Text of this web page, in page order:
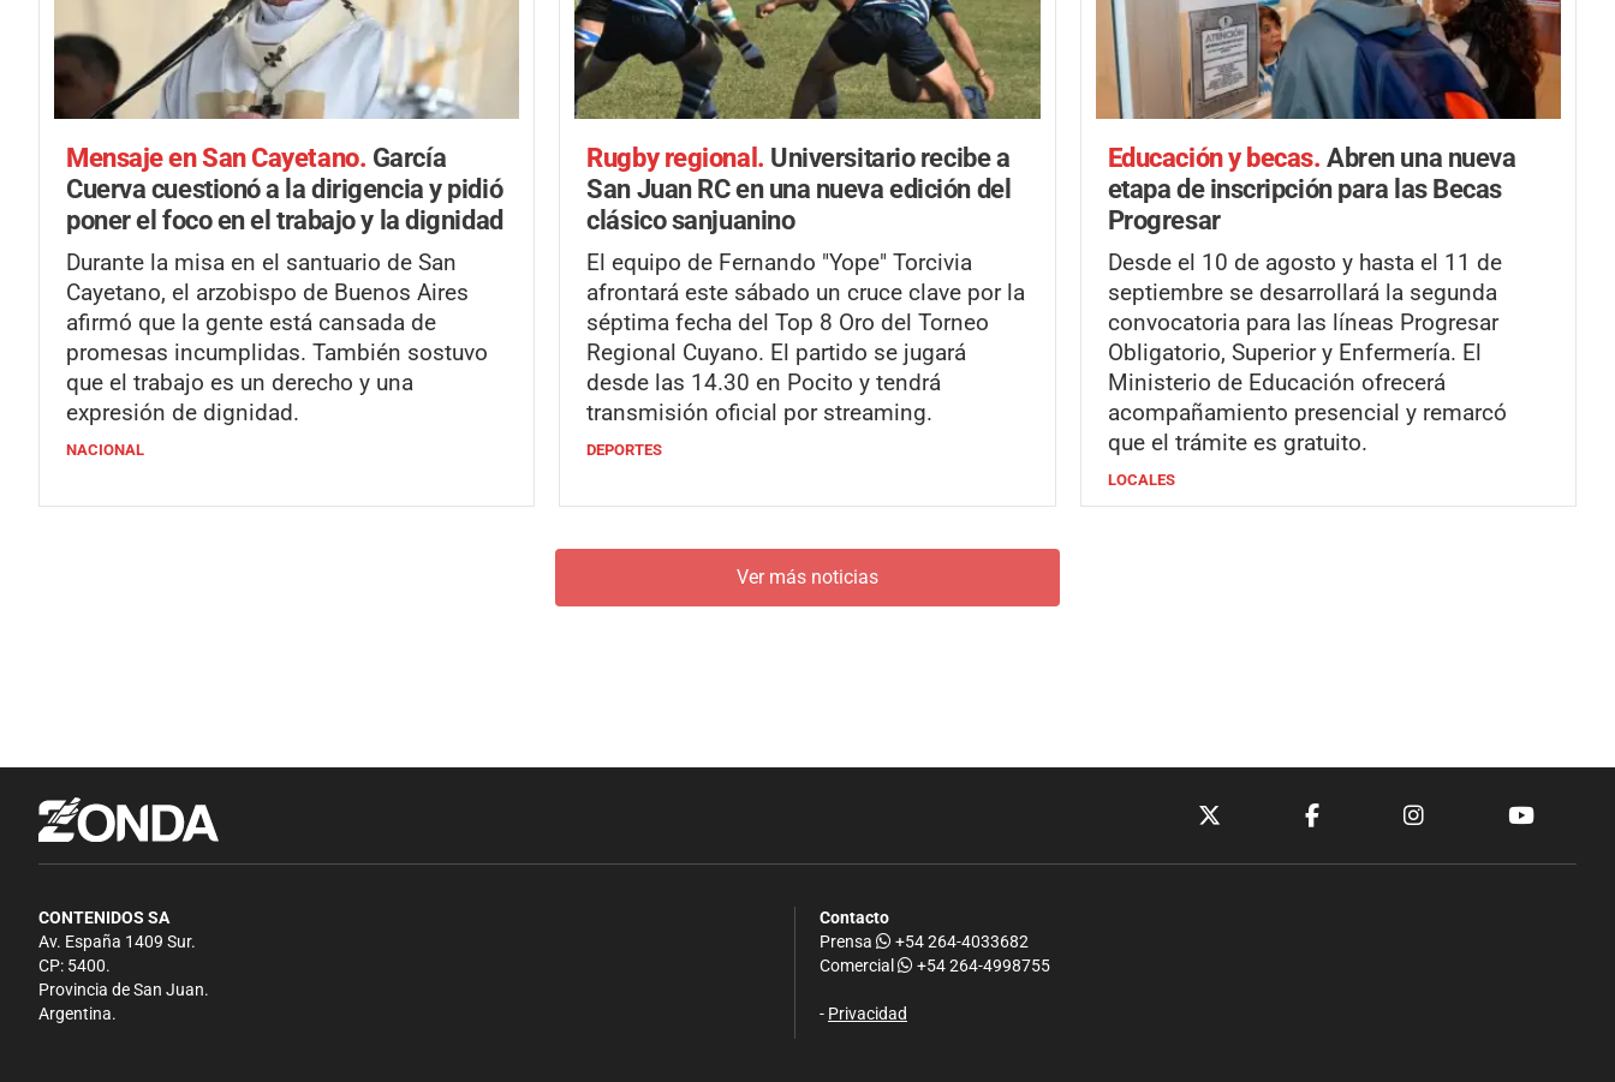
Mensaje en San Cayetano. García
Cuerva cuestionó a la dirigencia y pidió
poner el foco en el trabajo y la dignidad
Durante la misa en el santuario de San
Cayetano, el arzobispo de Buenos Aires
afirmó que la gente está cansada de
promesas incumplidas. También sostuvo
que el trabajo es un derecho y una
expresión de dignidad.
NACIONAL
Rugby regional. Universitario recibe a
San Juan RC en una nueva edición del
clásico sanjuanino
El equipo de Fernando "Yope" Torcivia
afrontará este sábado un cruce clave por la
séptima fecha del Top 8 Oro del Torneo
Regional Cuyano. El partido se jugará
desde las 14.30 en Pocito y tendrá
transmisión oficial por streaming.
DEPORTES
Educación y becas.Abren una nueva
etapa de inscripción para las Becas
Progresar
Desde el 10 de agosto y hasta el 11 de
septiembre se desarrollará la segunda
convocatoria para las líneas Progresar
Obligatorio, Superior y Enfermería. El
Ministerio de Educación ofrecerá
acompañamiento presencial y remarcó
que el trámite es gratuito.
LOCALES
Ver más noticias
CONTENIDOS SA
Av. España 1409 Sur.
CP: 5400.
Provincia de San Juan.
Argentina.
Contacto
Prensa
+54 264-4033682
Comercial
+54 264-4998755
- Privacidad